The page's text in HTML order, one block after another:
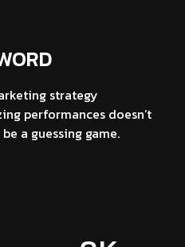
strategy
performances doesn’t
a guessing game.